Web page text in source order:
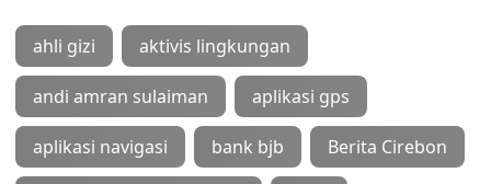
ahli gizi aktivis lingkungan
andi amran sulaiman aplikasi gps
aplikasi navigasi bank bjb Berita Cirebon